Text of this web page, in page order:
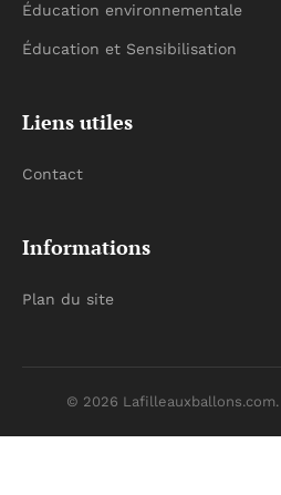
Éducation environnementale
Éducation et Sensibilisation
Liens utiles
Contact
Informations
Plan du site
© 2026